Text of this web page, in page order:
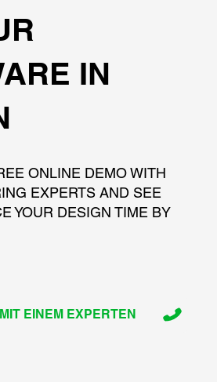
IN
ONLINE DEMO WITH
EXPERTS AND SEE
YOUR DESIGN TIME BY
EINEM EXPERTEN